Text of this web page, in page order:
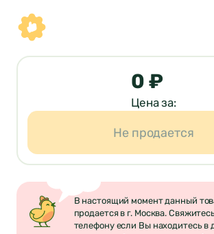
0 ₽
Цена за:
Не продается
В настоящий момент данный
продается в г. Москва.
телефону если Вы находитесь в